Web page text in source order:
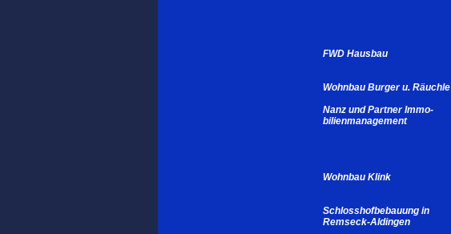
FWD Hausbau
Wohnbau Burger u. Räuchle
Nanz und Partner Immo-
bilienmanagement
Wohnbau Klink
Schlosshofbebauung in
Remseck-Aldingen